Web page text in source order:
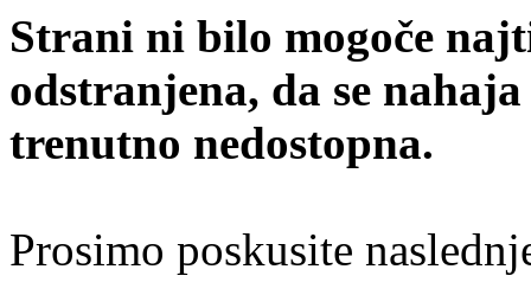
Strani ni bilo mogoče
odstranjena, da se
trenutno nedostopna.
Prosimo poskusite